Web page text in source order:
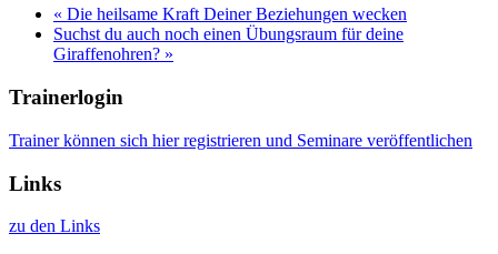
« Die heilsame Kraft Deiner Beziehungen wecken
Suchst du auch noch einen Übungsraum für deine
Giraffenohren? »
Trainerlogin
Trainer können sich hier registrieren und Seminare veröffentlichen
Links
zu den Links